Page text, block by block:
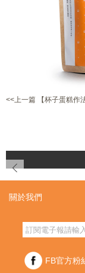
<<上一篇 【杯子蛋糕作
prev
關於我們
FB官方粉